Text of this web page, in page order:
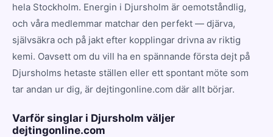
hela Stockholm. Energin i Djursholm är oemotståndlig,
och våra medlemmar matchar den perfekt — djärva,
självsäkra och på jakt efter kopplingar drivna av riktig
kemi. Oavsett om du vill ha en spännande första dejt på
Djursholms hetaste ställen eller ett spontant möte som
tar andan ur dig, är dejtingonline.com där allt börjar.
Varför singlar i Djursholm väljer
dejtingonline.com